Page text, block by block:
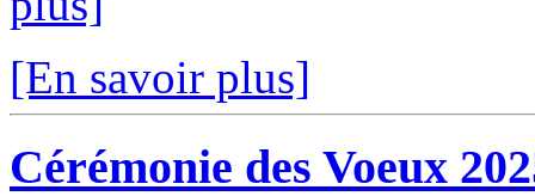
[En savoir plus]
Cérémonie des Voeux